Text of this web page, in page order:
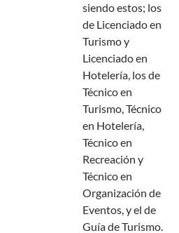
siendo estos; los
de Licenciado en
Turismo y
Licenciado en
Hotelería, los de
Técnico en
Turismo, Técnico
en Hotelería,
Técnico en
Recreación y
Técnico en
Organización de
Eventos, y el de
Guía de Turismo.